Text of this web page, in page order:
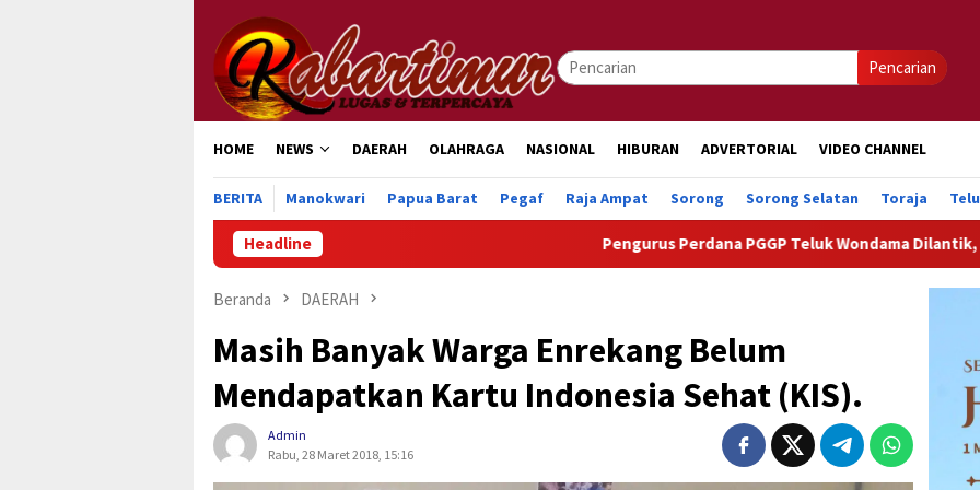
konten
Pencarian
HOME NEWS DAERAH OLAHRAGA NASIONAL HIBURAN ADVERTORIAL VIDEO CHANNEL
BERITA Manokwari Papua Barat Pegaf Raja Ampat Sorong Sorong Selatan Toraja
Headline Pengurus Perdana PGGP Teluk Wondama Dilantik, Dorong
Beranda DAERAH
Masih Banyak Warga Enrekang Belum
Mendapatkan Kartu Indonesia Sehat (KIS).
Admin
Rabu, 28 Maret 2018, 15:16